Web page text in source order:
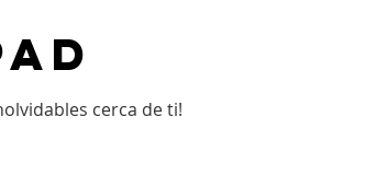
cerca de ti!